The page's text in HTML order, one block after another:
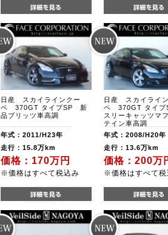
日産 スカイラインクー
ペ 370GT タイプSP 新
品ブリッツ車高調
年式：2011/H23年
走行：15.8万km
価格：170万円
※価格はすべて税込み
日産 スカイライ
ペ 370GT タイ
スリーキャッツ
テイン車高調
年式：2008/H20年
走行：13.6万km
価格：200万
※価格はすべて税